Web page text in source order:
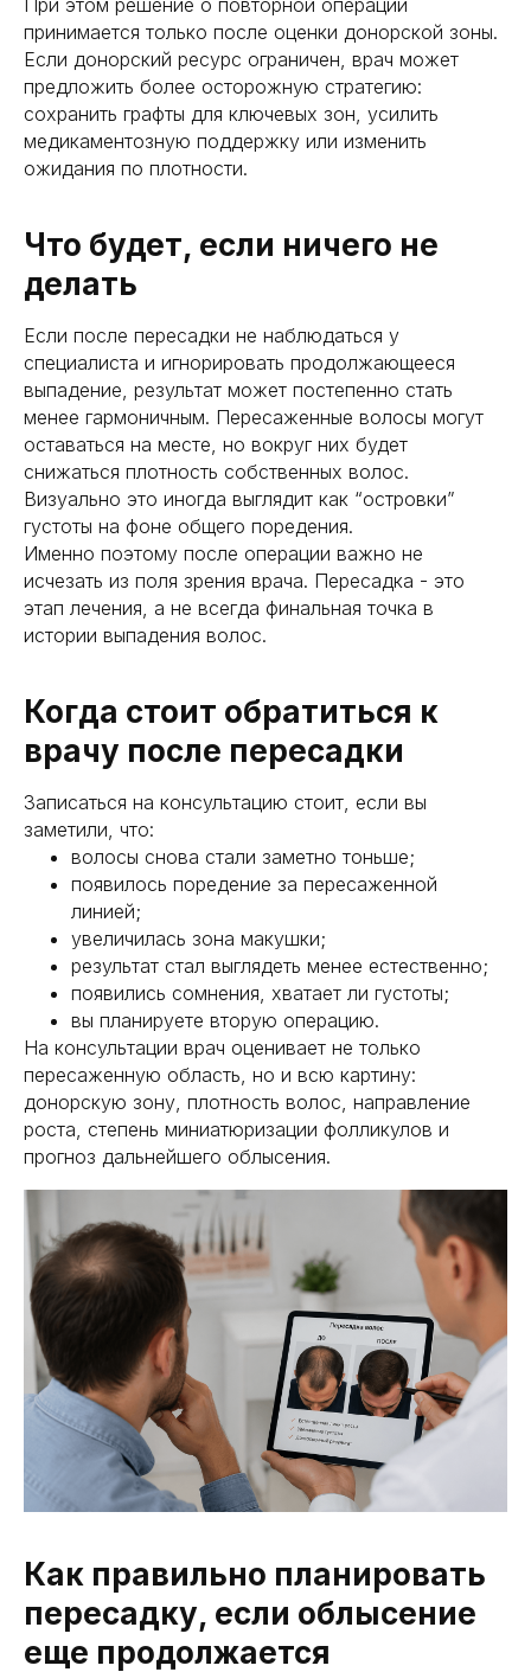
принимается только после оценки донорской зоны.
Если донорский ресурс ограничен, врач может
предложить более осторожную стратегию:
сохранить графты для ключевых зон, усилить
медикаментозную поддержку или изменить
ожидания по плотности.
Что будет, если ничего не
делать
Если после пересадки не наблюдаться у
специалиста и игнорировать продолжающееся
выпадение, результат может постепенно стать
менее гармоничным. Пересаженные волосы могут
оставаться на месте, но вокруг них будет
снижаться плотность собственных волос.
Визуально это иногда выглядит как “островки”
густоты на фоне общего поредения.
Именно поэтому после операции важно не
исчезать из поля зрения врача. Пересадка - это
этап лечения, а не всегда финальная точка в
истории выпадения волос.
Когда стоит обратиться к
врачу после пересадки
Записаться на консультацию стоит, если вы
заметили, что:
волосы снова стали заметно тоньше;
появилось поредение за пересаженной
линией;
увеличилась зона макушки;
результат стал выглядеть менее естественно;
появились сомнения, хватает ли густоты;
вы планируете вторую операцию.
На консультации врач оценивает не только
пересаженную область, но и всю картину:
донорскую зону, плотность волос, направление
роста, степень миниатюризации фолликулов и
прогноз дальнейшего облысения.
Как правильно планировать
пересадку, если облысение
еще продолжается